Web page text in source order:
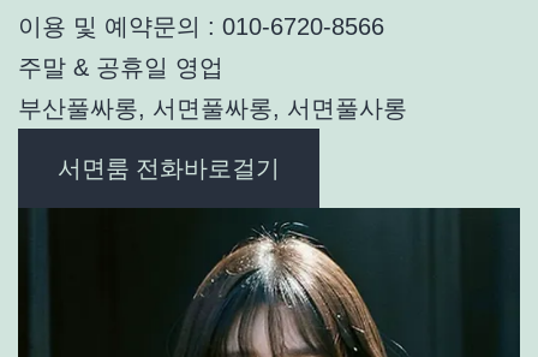
이용 및 예약문의 : 010-6720-8566
주말 & 공휴일 영업
부산풀싸롱, 서면풀싸롱, 서면풀사롱
서면룸 전화바로걸기